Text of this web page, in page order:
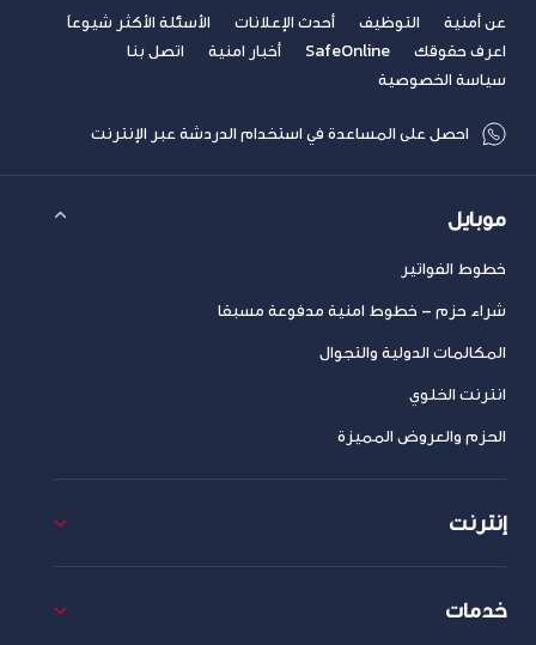
عن أمنية التوظيف أحدث الإعلانات
الأسئلة الأكثر شيوعاً
اعرف حقوقك
SafeOnline أخبار امنية
اتصل بنا
سياسة الخصوصية
احصل على المساعدة في استخدام الدردشة عبر الإنترنت
موبايل
خطوط الفواتير
شراء حزم – خطوط امنية مدفوعة مسبقا
المكالمات الدولية والتجوال
انترنت الخلوي
الحزم والعروض المميزة
إنترنت
خدمات